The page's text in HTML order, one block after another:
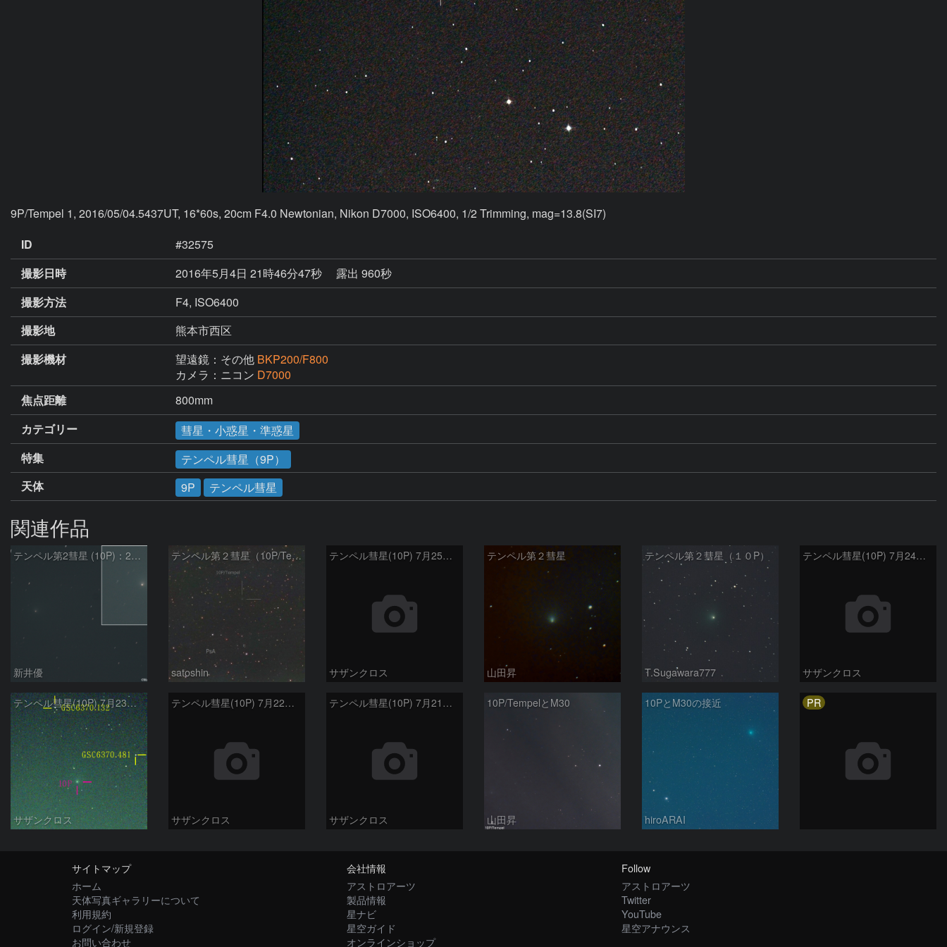
9P/Tempel 1, 2016/05/04.5437UT, 16*60s, 20cm F4.0 Newtonian, Nikon D7000, ISO6400, 1/2 Trimming, mag=13.8(SI7)
ID
#32575
撮影日時
2016年5月4日 21時46分47秒
露出 960秒
撮影方法
F4, ISO6400
撮影地
熊本市西区
撮影機材
望遠鏡：その他 BKP200/F800
カメラ：ニコン D7000
焦点距離
800mm
カテゴリー
彗星・小惑星・準惑星
特集
テンペル彗星（9P）
天体
9P テンペル彗星
関連作品
テンペル第2彗星 (10P)：2026/08/07
新井優
テンペル第２彗星（10P/Tempel）8/5
satoshin
テンペル彗星(10P) 7月25日 Seestar50
サザンクロス
テンペル第２彗星
山田昇
テンペル第２彗星（１０P）
T.Sugawara777
テンペル彗星(10P) 7月24日 Seestar50
サザンクロス
テンペル彗星(10P) 7月23日 Seestar50
サザンクロス
テンペル彗星(10P) 7月22日 Seestar50
サザンクロス
テンペル彗星(10P) 7月21日 Seestar50
サザンクロス
10P/TempelとM30
山田昇
10PとM30の接近
hiroARAI
PR
サイトマップ
ホーム
天体写真ギャラリーについて
利用規約
ログイン/新規登録
お問い合わせ
会社情報
アストロアーツ
製品情報
星ナビ
星空ガイド
オンラインショップ
Follow
アストロアーツ
Twitter
YouTube
星空アナウンス